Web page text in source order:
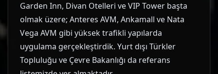
Garden Inn, Divan Otelleri ve VIP Tower başta
olmak üzere; Anteres AVM, Ankamall ve Nata
Vega AVM gibi yüksek trafikli yapılarda
uygulama gerçekleştirdik. Yurt dışı Türkler
Topluluğu ve Çevre Bakanlığı da referans